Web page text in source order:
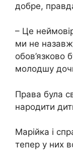
добре,
– Це
ми не
обов’язково
молодшу
Права була
народити
Марійка і
тепер у них